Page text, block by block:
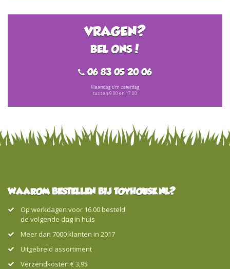
VRAGEN?
BEL ONS!
06 83 05 20 06
Maandag t/m zaterdag
tussen 9.00 en 17.00
WAAROM BESTELLEN BIJ TOYHOUSE.NL?
Op werkdagen voor 16.00 besteld
de volgende dag in huis
Meer dan 7000 klanten in 2017
Uitgebreid assortiment
Verzendkosten € 3,95